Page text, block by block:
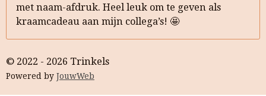
met naam-afdruk. Heel leuk om te geven als
kraamcadeau aan mijn collega’s! 🤩
© 2022 - 2026 Trinkels
Powered by JouwWeb